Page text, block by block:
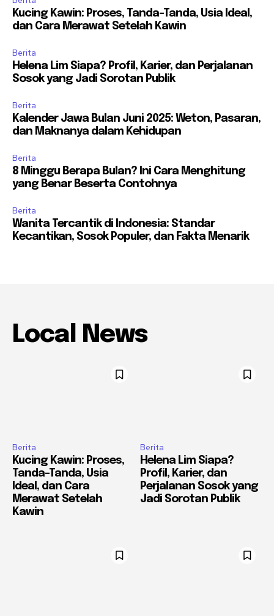
Kucing Kawin: Proses, Tanda-Tanda, Usia Ideal,
dan Cara Merawat Setelah Kawin
Berita
Helena Lim Siapa? Profil, Karier, dan Perjalanan
Sosok yang Jadi Sorotan Publik
Berita
Kalender Jawa Bulan Juni 2025: Weton, Pasaran,
dan Maknanya dalam Kehidupan
Berita
8 Minggu Berapa Bulan? Ini Cara Menghitung
yang Benar Beserta Contohnya
Berita
Wanita Tercantik di Indonesia: Standar
Kecantikan, Sosok Populer, dan Fakta Menarik
Local News
Berita
Kucing Kawin: Proses,
Tanda-Tanda, Usia
Ideal, dan Cara
Merawat Setelah
Kawin
Berita
Helena Lim Siapa?
Profil, Karier, dan
Perjalanan Sosok yang
Jadi Sorotan Publik